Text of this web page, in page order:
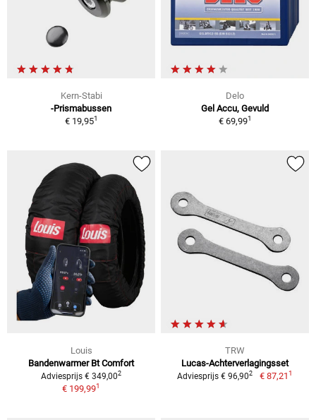
Kern-Stabi
-Prismabussen
€ 19,951
Delo
Gel Accu, Gevuld
€ 69,991
Louis
Bandenwarmer Bt Comfort
Adviesprijs € 349,002
€ 199,991
TRW
Lucas-Achterverlagingsset
Adviesprijs € 96,902 € 87,211